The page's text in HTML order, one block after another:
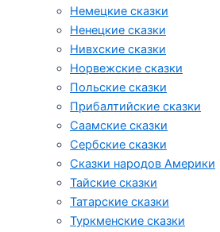
Немецкие сказки
Ненецкие сказки
Нивхские сказки
Норвежские сказки
Польские сказки
Прибалтийские сказки
Cаамские сказки
Сербские сказки
Сказки народов Америки
Тайские сказки
Татарские сказки
Туркменские сказки